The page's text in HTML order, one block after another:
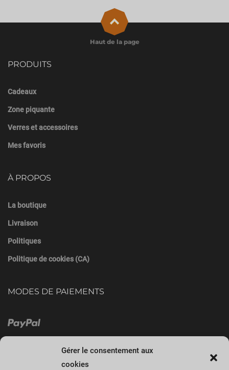
Gérer le consentement aux
cookies
PRODUITS
Cadeaux
Zone piquante
Verres et accessoires
Mes favoris
À PROPOS
La boutique
Livraison
Politiques
Politique de cookies (CA)
MODES DE PAIEMENTS
Haut de la page